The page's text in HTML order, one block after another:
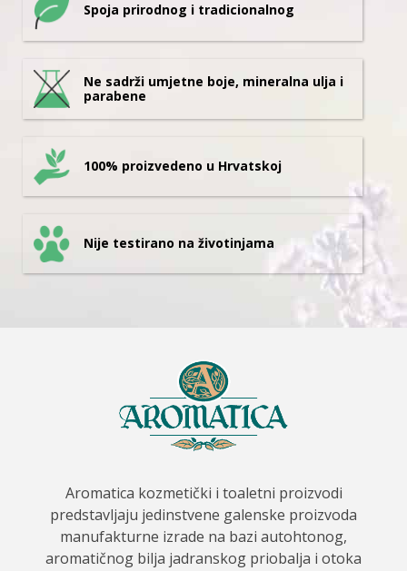
Spoja prirodnog i tradicionalnog
Ne sadrži umjetne boje, mineralna ulja i
parabene
100% proizvedeno u Hrvatskoj
Nije testirano na životinjama
Aromatica kozmetički i toaletni proizvodi
predstavljaju jedinstvene galenske proizvoda
manufakturne izrade na bazi autohtonog,
aromatičnog bilja jadranskog priobalja i otoka